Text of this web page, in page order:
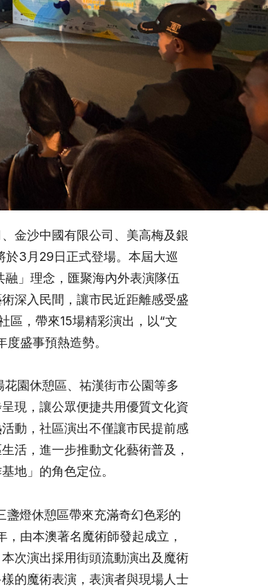
金沙中國有限公司、美高梅及銀
於3 月 29日正式登場。本屆大巡
」理念，匯聚海內外表演隊伍
深入民間，讓市民近距離感受盛
區，帶來15場精彩演出，以“文
盛事預熱造勢。
園休憩區、祐漢街市公園等多
現，讓公眾便捷共用優質文化資
動，社區演出不僅讓市民提前感
活，進一步推動文化藝術普及，
地」的角色定位。
盞燈休憩區帶來充滿奇幻色彩的
，由本澳著名魔術師發起成立，
次演出採用街頭流動演出及魔術
的魔術表演，表演者與現場人士